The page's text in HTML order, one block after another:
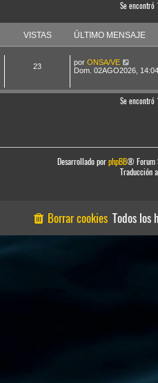
Se encontró
VISTAS ÚLTIMO MENSAJE
23 por ONSA/VE
Dom. 02AGO2026, 14:04
Se encontró
Desarrollado porphpBB® Forum
Traducción
Todos los
Borrar cookies